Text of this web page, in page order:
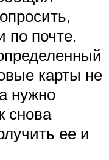
по почте.
карты не
нужно
снова
ее и